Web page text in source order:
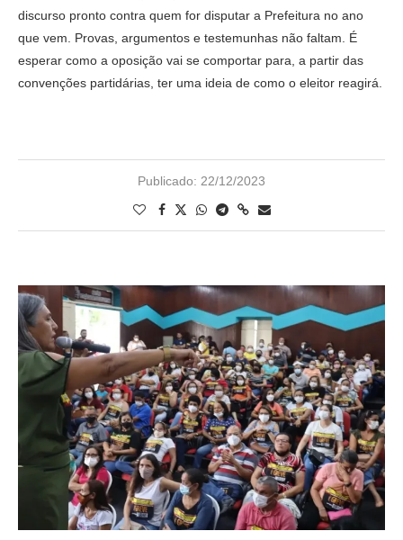
discurso pronto contra quem for disputar a Prefeitura no ano
que vem. Provas, argumentos e testemunhas não faltam. É
esperar como a oposição vai se comportar para, a partir das
convenções partidárias, ter uma ideia de como o eleitor reagirá.
Publicado: 22/12/2023